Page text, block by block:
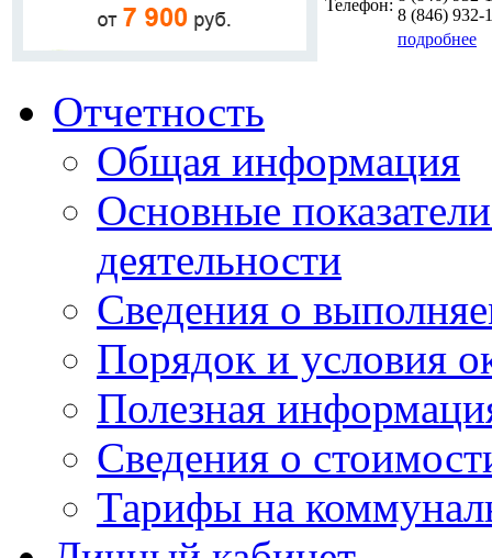
Телефон:
8 (846) 932-
подробнее
Отчетность
Общая информация
Основные
деятельности
Сведения о
Порядок и условия
Полезная
Сведения о
Тарифы на